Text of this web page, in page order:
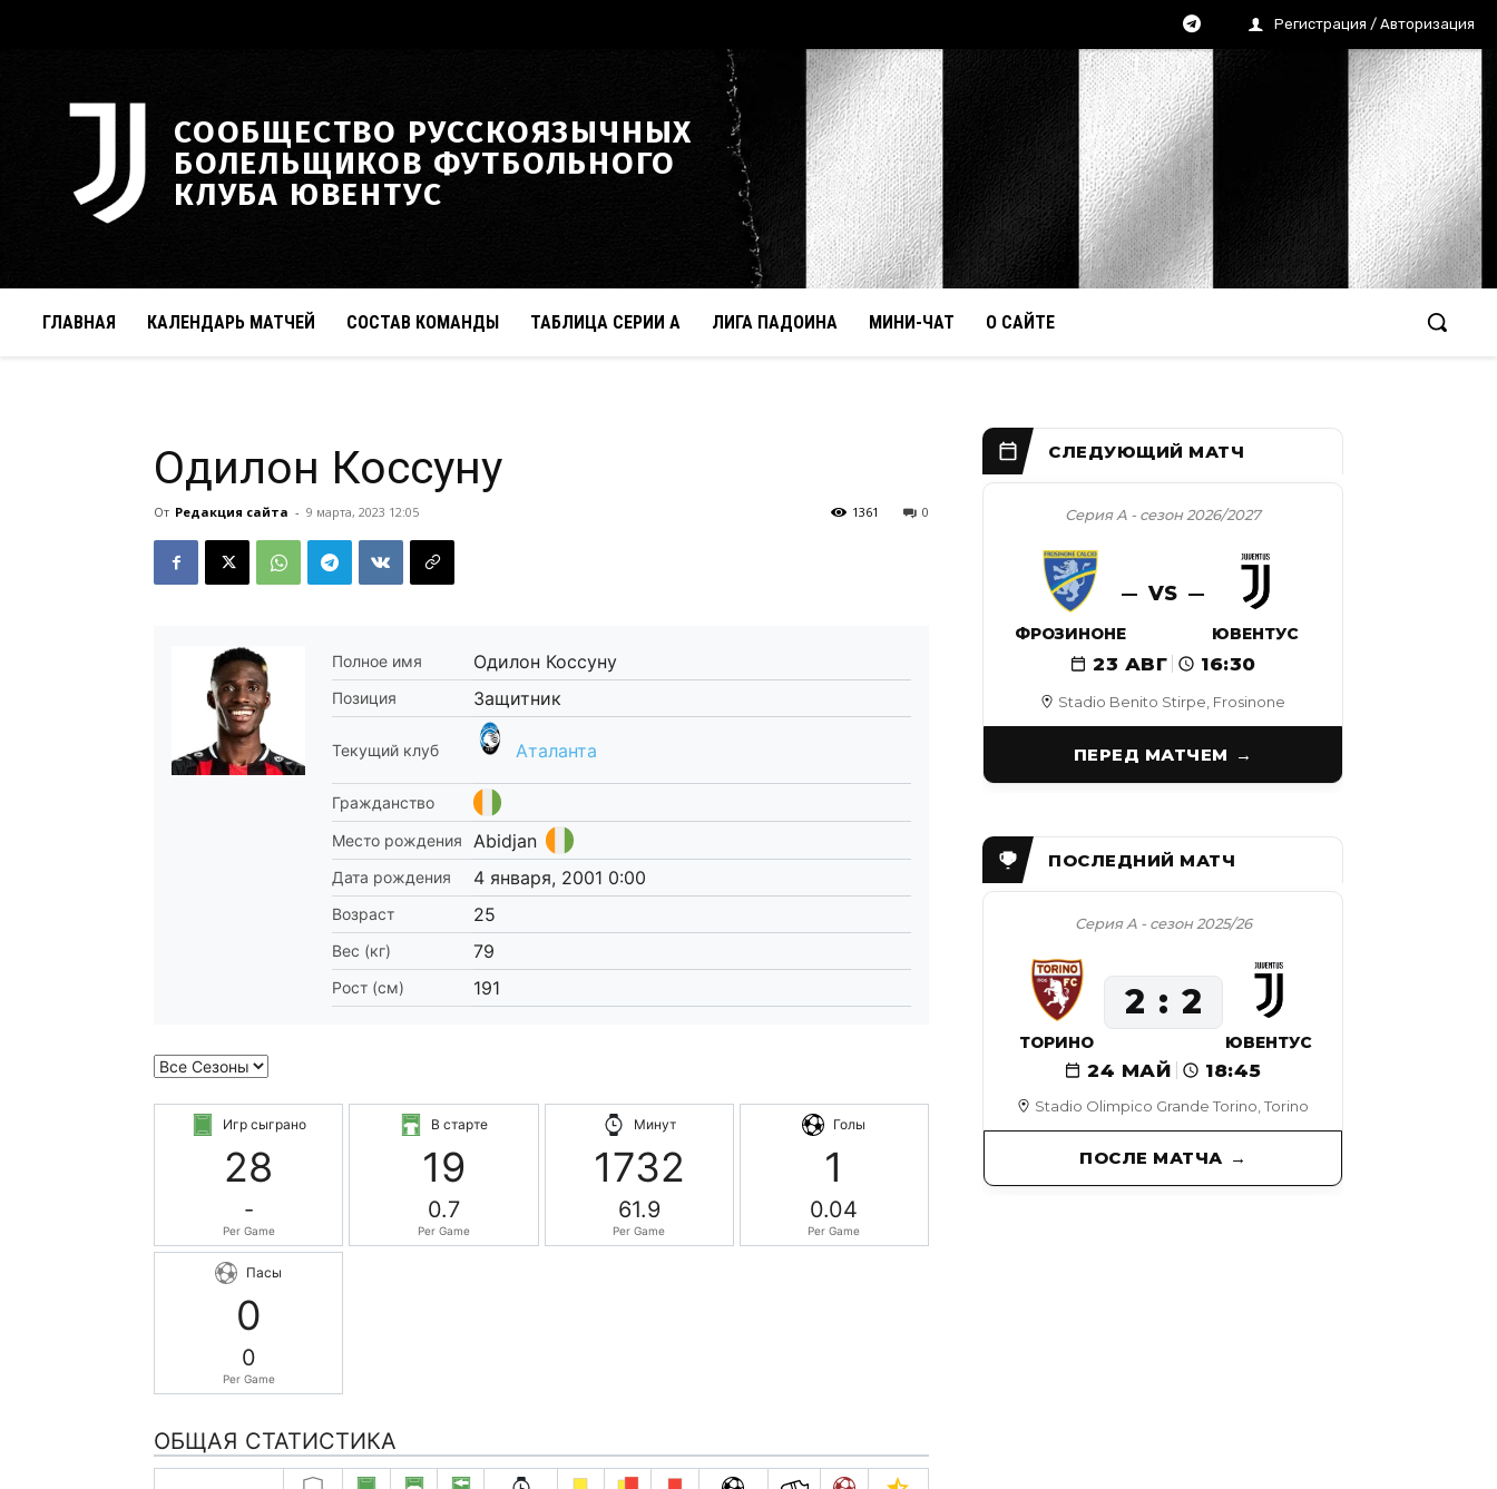
Регистрация / Авторизация
СООБЩЕСТВО РУССКОЯЗЫЧНЫХ
БОЛЕЛЬЩИКОВ ФУТБОЛЬНОГО
КЛУБА ЮВЕНТУС
ГЛАВНАЯ КАЛЕНДАРЬ МАТЧЕЙ СОСТАВ КОМАНДЫ ТАБЛИЦА СЕРИИ А ЛИГА ПАДОИНА МИНИ-ЧАТ О САЙТЕ
Одилон Коссуну
От Редакция сайта - 9 марта, 2023 12:05 0
1361
Полное имя Одилон Коссуну
Позиция Защитник
Текущий клуб Аталанта
Гражданство
Место рождения
Abidjan
Дата рождения 4 января, 2001 0:00
Возраст 25
Вес (кг) 79
Рост (см) 191
Игр сыграно
28
-
Per Game
В старте
19
0.7
Per Game
Минут
1732
61.9
Per Game
Голы
1
0.04
Per Game
Пасы
0
0
Per Game
ОБЩАЯ СТАТИСТИКА
Stadio Benito Stirpe, Frosinone
Серия А - сезон 2026/2027
ФРОЗИНОНЕ
VS
ЮВЕНТУС
23 АВГ 16:30
ПЕРЕД МАТЧЕМ
Stadio Olimpico Grande Torino, Torino
Серия А - сезон 2025/26
24 МАЙ 18:45
ТОРИНО
2 2
ЮВЕНТУС
ПОСЛЕ МАТЧА